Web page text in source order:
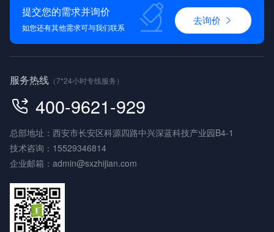
提交您的需求并询价
如您还有其他需求可与我们联系
去询价
服务热线 （7*24小时专线服务）
400-9621-929
总部地址：西安市长安区科源四路中兴深蓝科技产业园B4-1
技术咨询： 15529346814
企业邮箱： admin@sxzhijian.com